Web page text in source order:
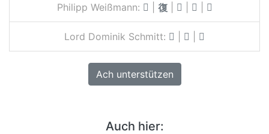
Philipp Weißmann: |
Lord Dominik Schmitt:
Ach unterstützen
Auch hier: